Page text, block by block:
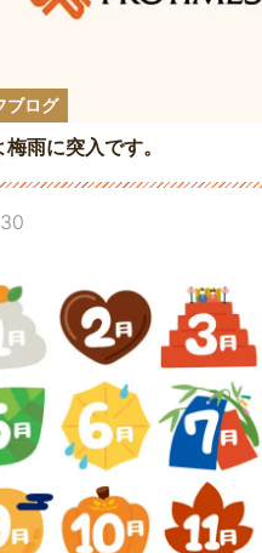
ブログ
雨に突入です。